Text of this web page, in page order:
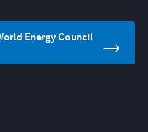
Energy Council